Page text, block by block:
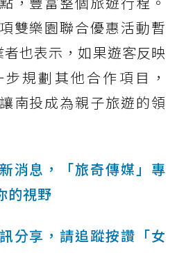
雙樂園聯合優惠活動暫
也表示，如果遊客反映
規劃其他合作項目，
南投成為親子旅遊的領
消息，「旅奇傳媒」專
的視野
分享，請追蹤按讚「女